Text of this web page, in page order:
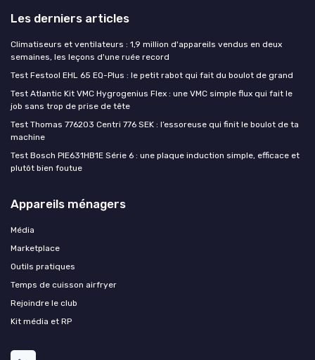
Les derniers articles
Climatiseurs et ventilateurs : 1,9 million d'appareils vendus en deux
semaines, les leçons d'une ruée record
Test Festool EHL 65 EQ-Plus : le petit rabot qui fait du boulot de grand
Test Atlantic Kit VMC Hygrogenius Flex : une VMC simple flux qui fait le
job sans trop de prise de tête
Test Thomas 776203 Centri 776 SEK : l’essoreuse qui finit le boulot de ta
machine
Test Bosch PIE631HB1E Série 6 : une plaque induction simple, efficace et
plutôt bien foutue
Appareils ménagers
Média
Marketplace
Outils pratiques
Temps de cuisson airfryer
Rejoindre le club
Kit média et RP